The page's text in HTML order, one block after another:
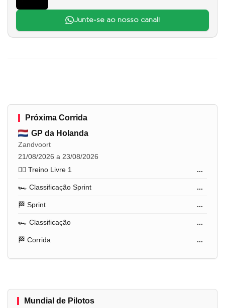
Junte-se ao nosso canal!
Próxima Corrida
GP da Holanda
Zandvoort
21/08/2026 a 23/08/2026
🏋️‍♂️ Treino Livre 1
...
🏎️ Classificação Sprint ...
🏁 Sprint ...
🏎️ Classificação ...
🏁 Corrida ...
Mundial de Pilotos